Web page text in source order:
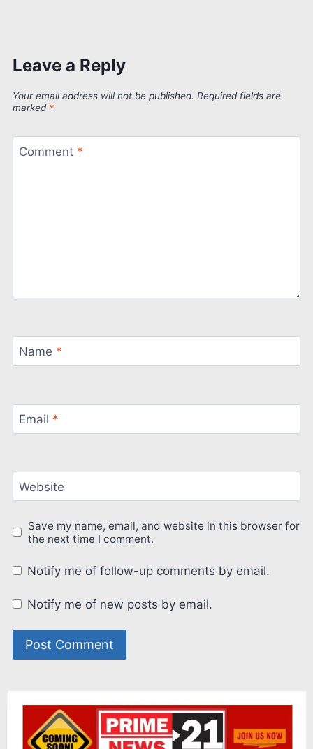
Leave a Reply
Your email address will not be published. Required fields are
marked *
Comment *
Name *
Email *
Website
Save my name, email, and website in this browser for
the next time I comment.
Notify me of follow-up comments by email.
Notify me of new posts by email.